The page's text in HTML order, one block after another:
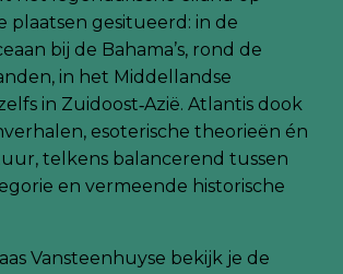
plaatsen gesitueerd: in de
bij de Bahama’s, rond de
in het Middellandse
in Zuidoost‑Azië. Atlantis dook
esoterische theorieën én
telkens balancerend tussen
en vermeende historische
Vansteenhuyse bekijk je de